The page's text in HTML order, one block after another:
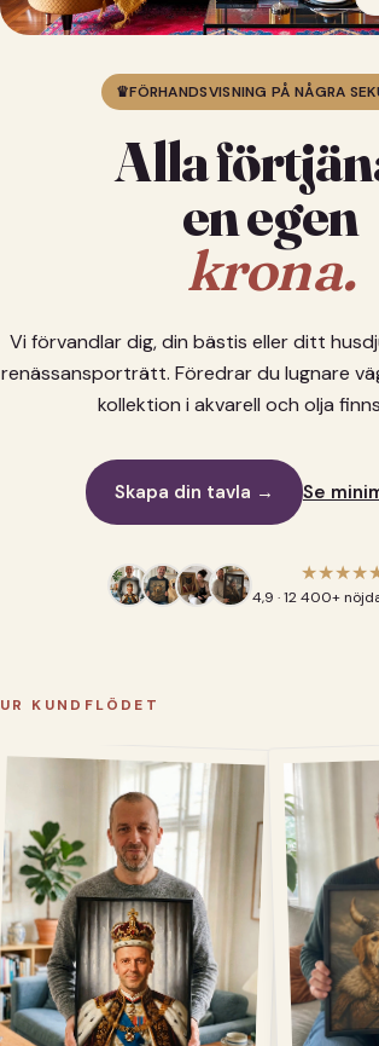
♛FÖRHANDSVISNING PÅ NÅGRA
Alla
en egen
krona.
Vi förvandlar dig, din bästis eller ditt
renässansporträtt. Föredrar du lugnare
kollektion i akvarell och olja
Skapa din tavla → Se
4,9 · 12 400+
UR KUNDFLÖDET